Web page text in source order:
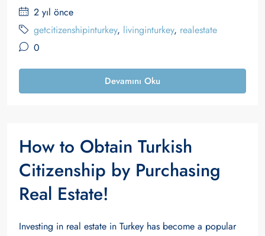
2 yıl önce
getcitizenshipinturkey, livinginturkey, realestate
0
Devamını Oku
How to Obtain Turkish
Citizenship by Purchasing
Real Estate!
Investing in real estate in Turkey has become a popular